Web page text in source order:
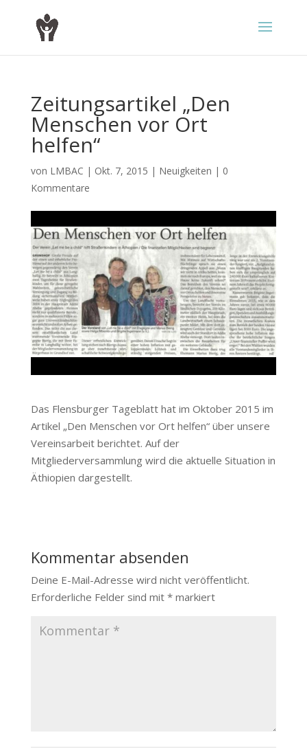
Zeitungsartikel „Den
Menschen vor Ort
helfen“
von LMBAC | Okt. 7, 2015 | Neuigkeiten | 0
Kommentare
Das Flensburger Tageblatt hat im Oktober 2015 im
Artikel „Den Menschen vor Ort helfen“ über unsere
Vereinsarbeit berichtet. Auf der
Mitgliederversammlung wird die aktuelle Situation in
Äthiopien dargestellt.
Kommentar absenden
Deine E-Mail-Adresse wird nicht veröffentlicht.
Erforderliche Felder sind mit *markiert